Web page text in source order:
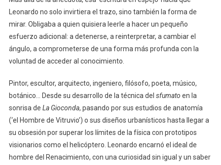
Leonardo no solo invirtiera el trazo, sino también la forma de
mirar. Obligaba a quien quisiera leerle a hacer un pequeño
esfuerzo adicional: a detenerse, a reinterpretar, a cambiar el
ángulo, a comprometerse de una forma más profunda con la
voluntad de acceder al conocimiento.
Pintor, escultor, arquitecto, ingeniero, filósofo, poeta, músico,
botánico… Desde su desarrollo de la técnica del sfumato en la
sonrisa de La Gioconda, pasando por sus estudios de anatomía
(‘el Hombre de Vitruvio’) o sus diseños urbanísticos hasta llegar a
su obsesión por superar los límites de la física con prototipos
visionarios como el helicóptero. Leonardo encarnó el ideal de
hombre del Renacimiento, con una curiosidad sin igual y un saber